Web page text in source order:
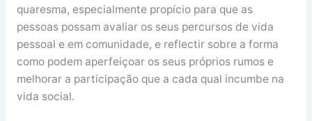
quaresma, especialmente propício para que as
pessoas possam avaliar os seus percursos de vida
pessoal e em comunidade, e reflectir sobre a forma
como podem aperfeiçoar os seus próprios rumos e
melhorar a participação que a cada qual incumbe na
vida social.